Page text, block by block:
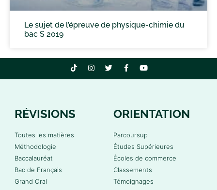
Le sujet de l’épreuve de physique-chimie du
bac S 2019
RÉVISIONS
Toutes les matières
Méthodologie
Baccalauréat
Bac de Français
Grand Oral
ORIENTATION
Parcoursup
Études Supérieures
Écoles de commerce
Classements
Témoignages